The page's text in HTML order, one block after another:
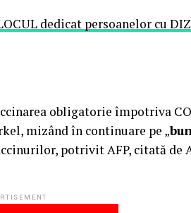
dedicat persoanelor cu
obligatorie împotriva
mizând în continuare pe „
potrivit AFP, citată de